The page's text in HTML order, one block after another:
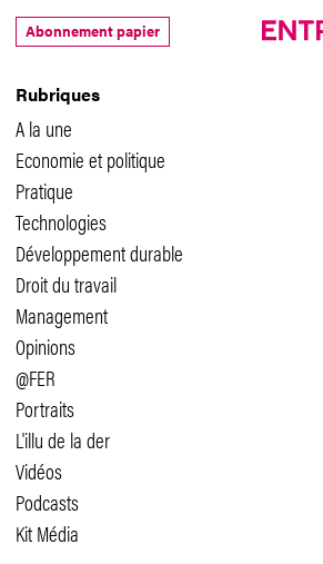
Rubriques
A la une
Economie et politique
Pratique
Technologies
Développement durable
Droit du travail
Management
Opinions
@FER
Portraits
L'illu de la der
Vidéos
Podcasts
Kit Média
Abonnement papier